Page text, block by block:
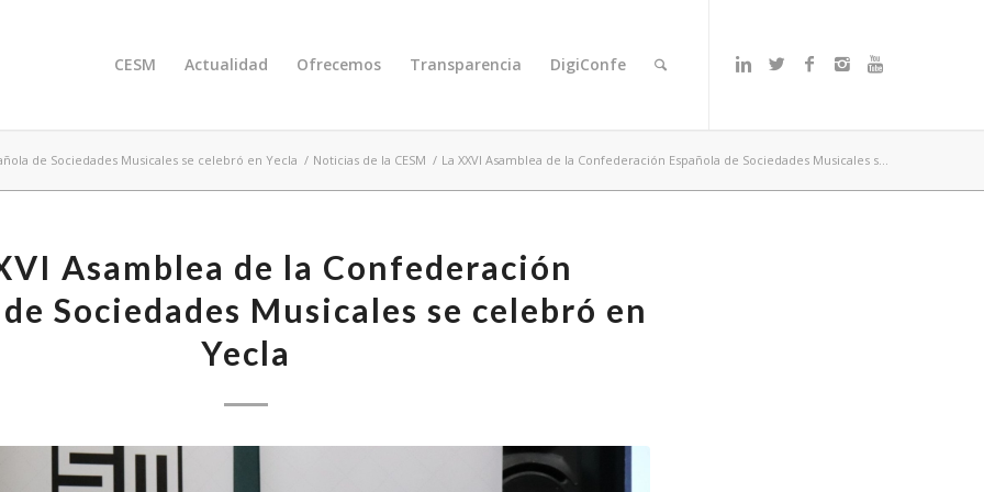
CESM Actualidad Ofrecemos Transparencia DigiConfe
de Sociedades Musicales se celebró en Yecla / Noticias de la CESM / La XXVI Asamblea de la Confederación Española de Sociedades Musicales s...
Asamblea de la Confederación
Sociedades Musicales se celebró en
Yecla